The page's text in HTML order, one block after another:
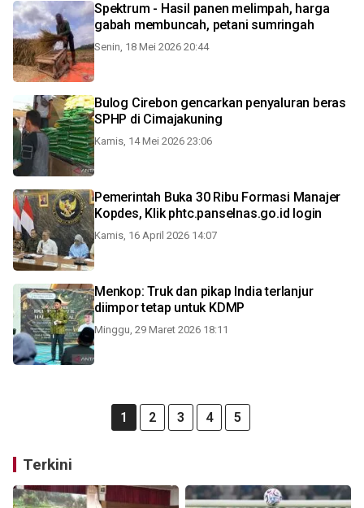
Spektrum - Hasil panen melimpah, harga
gabah membuncah, petani sumringah
Senin, 18 Mei 2026 20:44
Bulog Cirebon gencarkan penyaluran beras
SPHP di Cimajakuning
Kamis, 14 Mei 2026 23:06
Pemerintah Buka 30 Ribu Formasi Manajer
Kopdes, Klik phtc.panselnas.go.id login
Kamis, 16 April 2026 14:07
Menkop: Truk dan pikap India terlanjur
diimpor tetap untuk KDMP
Minggu, 29 Maret 2026 18:11
1 2 3 4 5
Terkini